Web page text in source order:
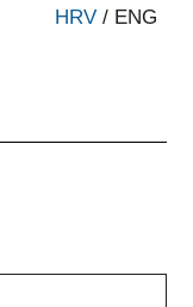
HRV / ENG